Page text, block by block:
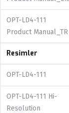
OPT-LD4-111
Product Manual_TR
Resimler
OPT-LD4-111
OPT-LD4-111 Hi-
Resolution